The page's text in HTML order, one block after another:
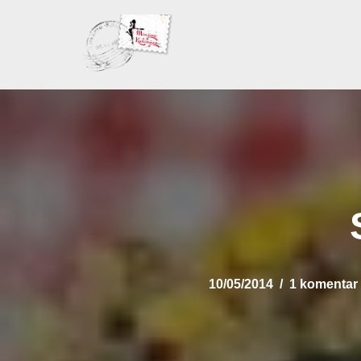
sadržaj
10/05/2014 1 komentar